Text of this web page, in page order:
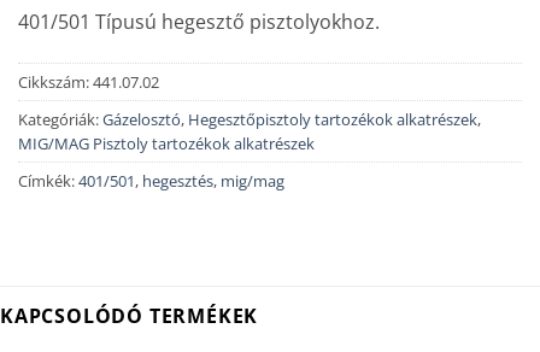
401/501 Típusú hegesztő pisztolyokhoz.
Cikkszám:441.07.02
Kategóriák:Gázelosztó, Hegesztőpisztoly tartozékok alkatrészek,
MIG/MAG Pisztoly tartozékok alkatrészek
Címkék:401/501, hegesztés, mig/mag
KAPCSOLÓDÓ TERMÉKEK